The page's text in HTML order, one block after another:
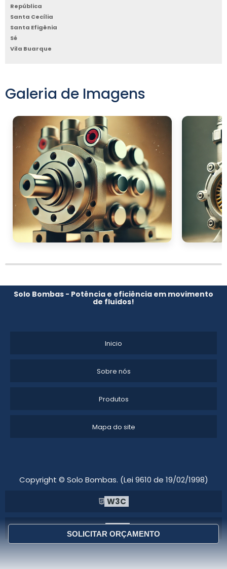
SOLICITAR ORÇAMENTO
República
Santa Cecília
Santa Efigênia
Sé
Vila Buarque
Galeria de Imagens
Solo Bombas - Potência e eficiência em movimento
de fluidos!
Inicio
Sobre nós
Produtos
Mapa do site
Copyright © Solo Bombas. (Lei 9610 de 19/02/1998)
W3C